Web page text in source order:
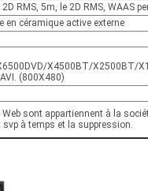
RMS, 5m, le 2D RMS, WAAS
en céramique active externe
X4500BT/X2500BT/
(800X480)
sont appartiennent à la
à temps et la suppression.